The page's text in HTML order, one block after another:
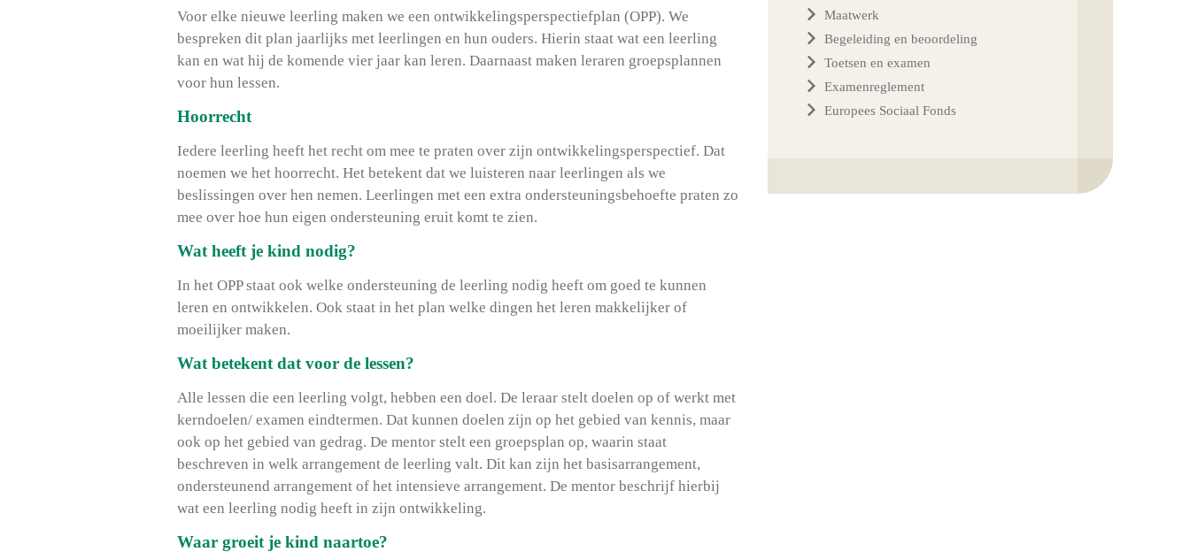
Voor elke nieuwe leerling maken we een ontwikkelingsperspectiefplan (OPP). We
bespreken dit plan jaarlijks met leerlingen en hun ouders. Hierin staat wat een leerling
kan en wat hij de komende vier jaar kan leren. Daarnaast maken leraren groepsplannen
voor hun lessen.
Hoorrecht
Iedere leerling heeft het recht om mee te praten over zijn ontwikkelingsperspectief. Dat
noemen we het hoorrecht. Het betekent dat we luisteren naar leerlingen als we
beslissingen over hen nemen. Leerlingen met een extra ondersteuningsbehoefte praten zo
mee over hoe hun eigen ondersteuning eruit komt te zien.
Wat heeft je kind nodig?
In het OPP staat ook welke ondersteuning de leerling nodig heeft om goed te kunnen
leren en ontwikkelen. Ook staat in het plan welke dingen het leren makkelijker of
moeilijker maken.
Wat betekent dat voor de lessen?
Alle lessen die een leerling volgt, hebben een doel. De leraar stelt doelen op of werkt met
kerndoelen/ examen eindtermen. Dat kunnen doelen zijn op het gebied van kennis, maar
ook op het gebied van gedrag. De mentor stelt een groepsplan op, waarin staat
beschreven in welk arrangement de leerling valt. Dit kan zijn het basisarrangement,
ondersteunend arrangement of het intensieve arrangement. De mentor beschrijf hierbij
wat een leerling nodig heeft in zijn ontwikkeling.
Waar groeit je kind naartoe?
Maatwerk
Begeleiding en beoordeling
Toetsen en examen
Examenreglement
Europees Sociaal Fonds